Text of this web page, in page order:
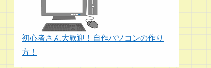
初心者さん大歓迎！自作パソコンの作り
方！